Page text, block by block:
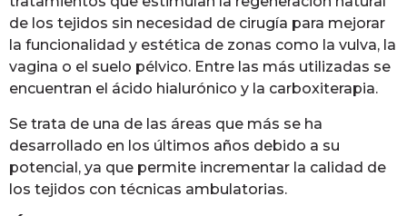
de los tejidos sin necesidad de cirugía para mejorar
la funcionalidad y estética de zonas como la vulva, la
vagina o el suelo pélvico. Entre las más utilizadas se
encuentran el ácido hialurónico y la carboxiterapia.
Se trata de una de las áreas que más se ha
desarrollado en los últimos años debido a su
potencial, ya que permite incrementar la calidad de
los tejidos con técnicas ambulatorias.